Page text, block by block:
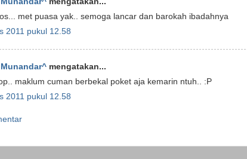
met puasa yak.. semoga lancar dan barokah ibadahnya
2011 pukul 12.58
mengatakan...
maklum cuman berbekal poket aja kemarin ntuh.. :P
2011 pukul 12.58